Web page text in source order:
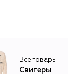
Все товары
Свитеры